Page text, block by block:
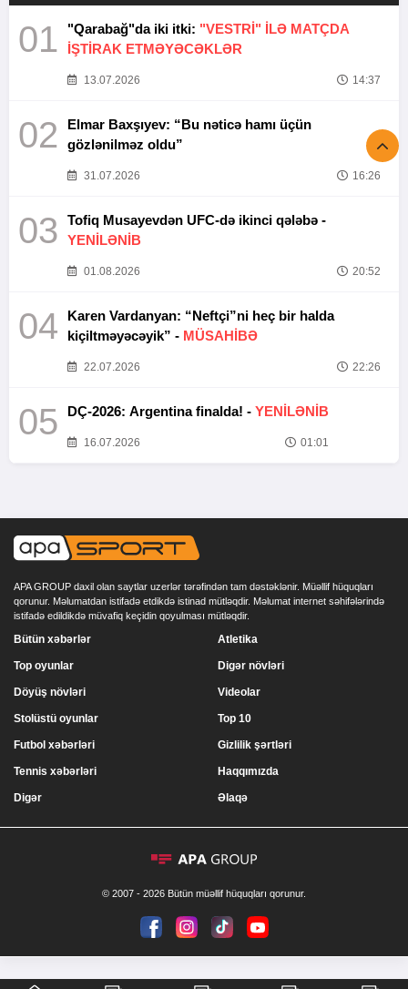
01 "Qarabağ"da iki itki: "VESTRİ" İLƏ MATÇDA
İŞTİRAK ETMƏYƏCƏKLƏR
13.07.2026 14:37
02
Elmar Baxşıyev: “Bu nəticə hamı üçün
gözlənilməz oldu”
31.07.2026 16:26
03
Tofiq Musayevdən UFC-də ikinci qələbə -
YENİLƏNİB
01.08.2026 20:52
04
Karen Vardanyan: “Neftçi”ni heç bir halda
kiçiltməyəcəyik” - MÜSAHİBƏ
22.07.2026 22:26
05 DÇ-2026: Argentina finalda! - YENİLƏNİB
16.07.2026 01:01
APA GROUP daxil olan saytlar uzerlər tərəfindən tam dəstəklənir. Müəllif hüquqları
qorunur. Məlumatdan istifadə etdikdə istinad mütləqdir. Məlumat internet səhifələrində
istifadə edildikdə müvafiq keçidin qoyulması mütləqdir.
Bütün xəbərlər
Top oyunlar
Döyüş növləri
Stolüstü oyunlar
Atletika
Digər növləri
Videolar
Top 10
Futbol xəbərləri
Tennis xəbərləri
Digər
Gizlilik şərtləri
Haqqımızda
Əlaqə
© 2007 - 2026 Bütün müəllif hüquqları qorunur.